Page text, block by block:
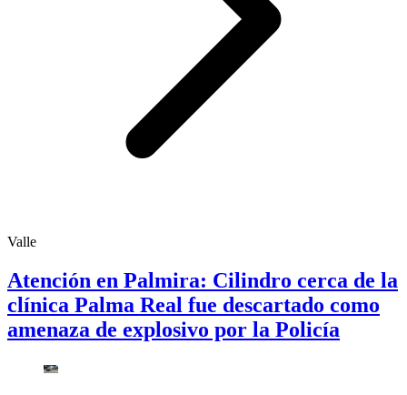
Valle
Atención en Palmira: Cilindro cerca de la
clínica Palma Real fue descartado como
amenaza de explosivo por la Policía